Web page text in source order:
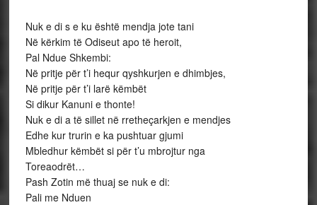
Nuk e di s e ku është mendja jote tani
Në kërkim të Odiseut apo të heroit,
Pal Ndue Shkembi:
Në pritje për t’i hequr qyshkurjen e dhimbjes,
Në pritje për t’i larë këmbët
Si dikur Kanuni e thonte!
Nuk e di a të sillet në rretheçarkjen e mendjes
Edhe kur trurin e ka pushtuar gjumi
Mbledhur këmbët si për t’u mbrojtur nga
Toreaodrët…
Pash Zotin më thuaj se nuk e di:
Pali me Nduen